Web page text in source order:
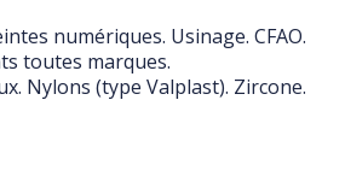
numériques. Usinage. CFAO.
toutes marques.
Nylons (type Valplast). Zircone.